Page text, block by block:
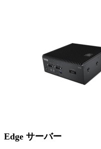
Edge サーバー